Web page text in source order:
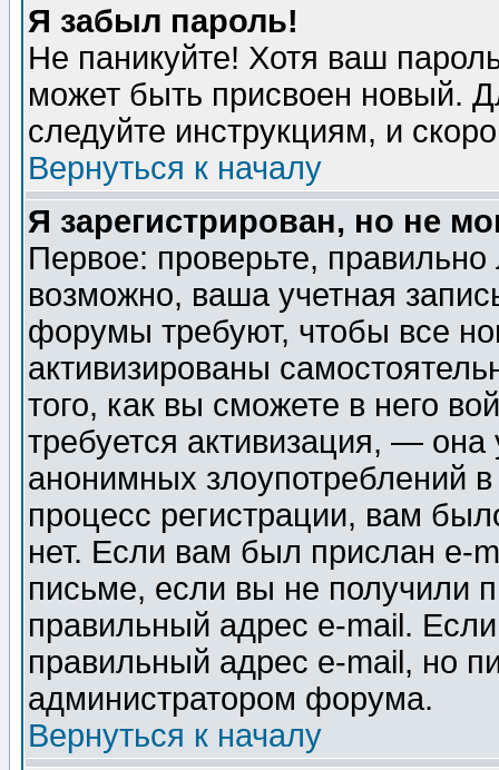
Я забыл пароль!
Не паникуйте! Хотя ваш
может быть присвоен новый.
следуйте инструкциям, и
Вернуться к началу
Я зарегистрирован, но не
Первое: проверьте,
возможно, ваша учетная
форумы требуют, чтобы все
активизированы
того, как вы сможете в него
требуется активизация, —
анонимных злоупотреблений
процесс регистрации, вам
нет. Если вам был прислан e-
письме, если вы не получили
правильный адрес e-mail.
правильный адрес e-mail, но
администратором форума.
Вернуться к началу